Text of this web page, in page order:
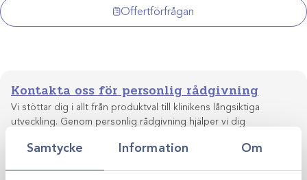
Samtycke Information Om
mängd
Offertförfrågan
Kontakta oss för personlig rådgivning
Vi stöttar dig i allt från produktval till klinikens långsiktiga
utveckling. Genom personlig rådgivning hjälper vi dig
verksamhet.